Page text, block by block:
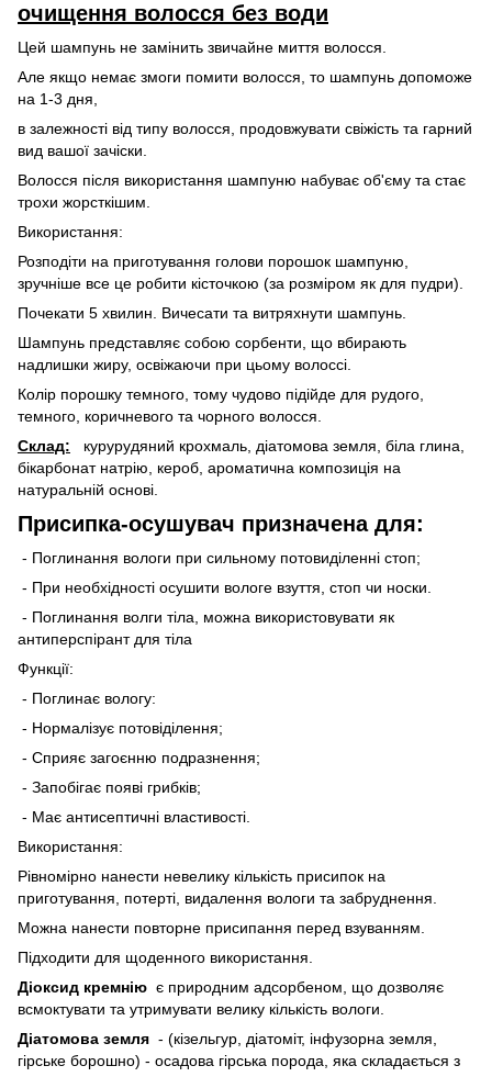
очищення волосся без води
Цей шампунь не замінить звичайне миття волосся.
Але якщо немає змоги помити волосся, то шампунь допоможе
на 1-3 дня,
в залежності від типу волосся, продовжувати свіжість та гарний
вид вашої зачіски.
Волосся після використання шампуню набуває об'єму та стає
трохи жорсткішим.
Використання:
Розподіти на приготування голови порошок шампуню,
зручніше все це робити кісточкою (за розміром як для пудри).
Почекати 5 хвилин. Вичесати та витряхнути шампунь.
Шампунь представляє собою сорбенти, що вбирають
надлишки жиру, освіжаючи при цьому волоссі.
Колір порошку темного, тому чудово підійде для рудого,
темного, коричневого та чорного волосся.
Склад: курурудяний крохмаль, діатомова земля, біла глина,
бікарбонат натрію, кероб, ароматична композиція на
натуральній основі.
Присипка-осушувач призначена для:
- Поглинання вологи при сильному потовиділенні стоп;
- При необхідності осушити вологе взуття, стоп чи носки.
- Поглинання волги тіла, можна використовувати як
антиперспірант для тіла
Функції:
- Поглинає вологу:
- Нормалізує потовіділення;
- Сприяє загоєнню подразнення;
- Запобігає появі грибків;
- Має антисептичні властивості.
Використання:
Рівномірно нанести невелику кількість присипок на
приготування, потерті, видалення вологи та забруднення.
Можна нанести повторне присипання перед взуванням.
Підходити для щоденного використання.
Діоксид кремнію є природним адсорбеном, що дозволяє
всмоктувати та утримувати велику кількість вологи.
Діатомова земля - ​​(кізельгур, діатоміт, інфузорна земля,
гірське борошно) - осадова гірська порода, яка складається з